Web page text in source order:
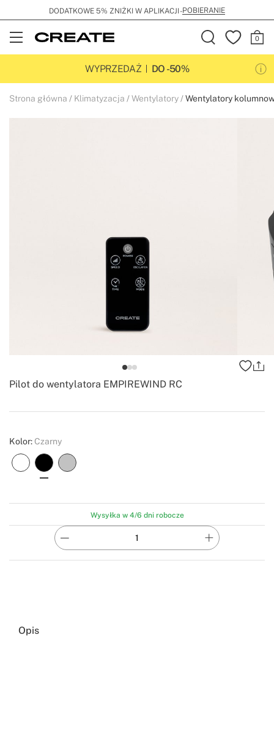
DODATKOWE 5% ZNIŻKI W APLIKACJI -POBIERANIE
Open
Menu
WYPRZEDAŻ
DO -50%
Strona główna Klimatyzacja Wentylatory Wentylatory
Pilot do wentylatora EMPIREWIND RC
Create
Kolor: Czarny
Wysyłka w 4/6 dni robocze
Opis